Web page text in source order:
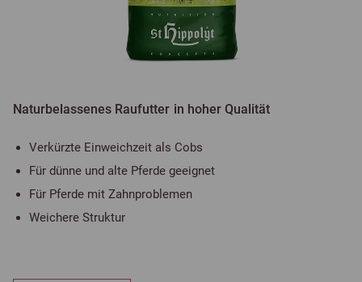
Naturbelassenes Raufutter in hoher Qualität
Verkürzte Einweichzeit als Cobs
Für dünne und alte Pferde geeignet
Für Pferde mit Zahnproblemen
Weichere Struktur